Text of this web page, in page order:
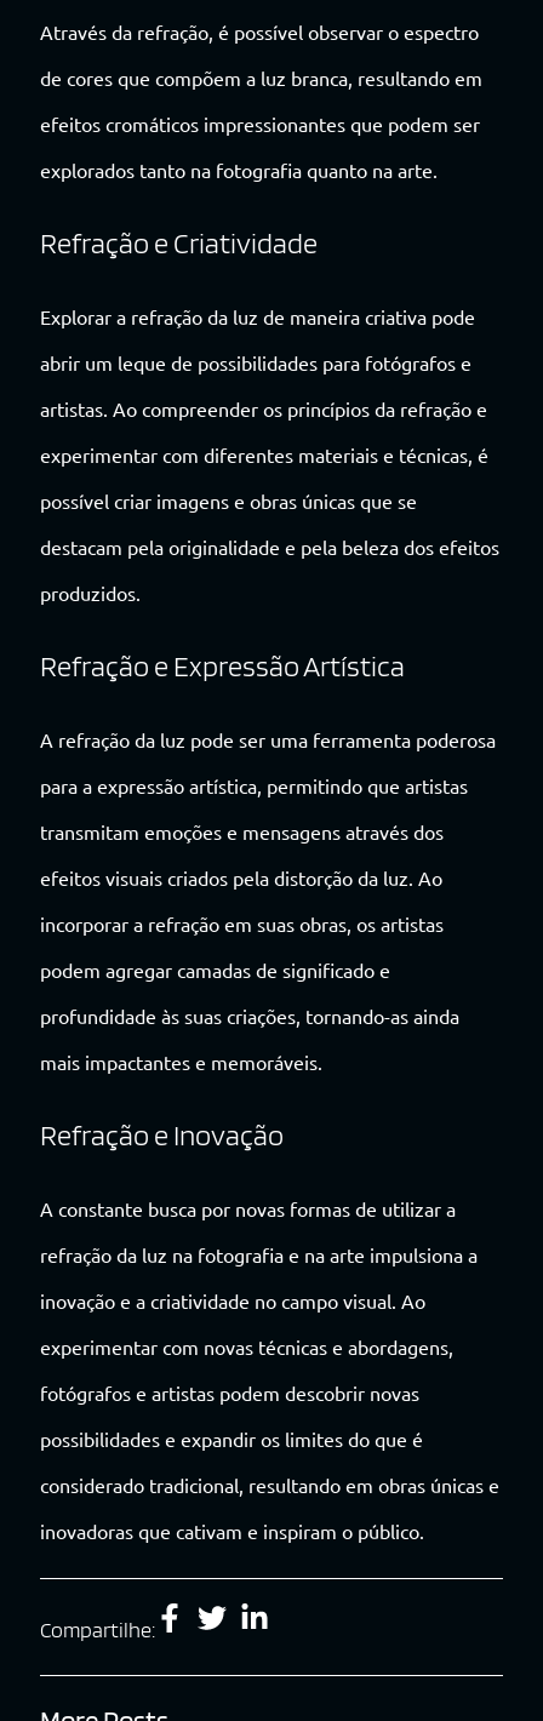
Através da refração, é possível observar o espectro
de cores que compõem a luz branca, resultando em
efeitos cromáticos impressionantes que podem ser
explorados tanto na fotografia quanto na arte.
Refração e Criatividade
Explorar a refração da luz de maneira criativa pode
abrir um leque de possibilidades para fotógrafos e
artistas. Ao compreender os princípios da refração e
experimentar com diferentes materiais e técnicas, é
possível criar imagens e obras únicas que se
destacam pela originalidade e pela beleza dos efeitos
produzidos.
Refração e Expressão Artística
A refração da luz pode ser uma ferramenta poderosa
para a expressão artística, permitindo que artistas
transmitam emoções e mensagens através dos
efeitos visuais criados pela distorção da luz. Ao
incorporar a refração em suas obras, os artistas
podem agregar camadas de significado e
profundidade às suas criações, tornando-as ainda
mais impactantes e memoráveis.
Refração e Inovação
A constante busca por novas formas de utilizar a
refração da luz na fotografia e na arte impulsiona a
inovação e a criatividade no campo visual. Ao
experimentar com novas técnicas e abordagens,
fotógrafos e artistas podem descobrir novas
possibilidades e expandir os limites do que é
considerado tradicional, resultando em obras únicas e
inovadoras que cativam e inspiram o público.
Compartilhe: